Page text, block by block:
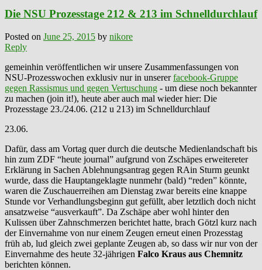
Die NSU Prozesstage 212 & 213 im Schnelldurchlauf
Posted on June 25, 2015 by nikore
Reply
gemeinhin veröffentlichen wir unsere Zusammenfassungen von
NSU-Prozesswochen exklusiv nur in unsererfacebook-Gruppe
gegen Rassismus und gegen Vertuschung - um diese noch bekannter
zu machen (join it!), heute aber auch mal wieder hier: Die
Prozesstage 23./24.06. (212 u 213) im Schnelldurchlauf
23.06.
Dafür, dass am Vortag quer durch die deutsche Medienlandschaft bis
hin zum ZDF “heute journal” aufgrund von Zschäpes erweitereter
Erklärung in Sachen Ablehnungsantrag gegen RAin Sturm geunkt
wurde, dass die Hauptangeklagte nunmehr (bald) “reden” könnte,
waren die Zuschauerreihen am Dienstag zwar bereits eine knappe
Stunde vor Verhandlungsbeginn gut gefüllt, aber letztlich doch nicht
ansatzweise “ausverkauft”. Da Zschäpe aber wohl hinter den
Kulissen über Zahnschmerzen berichtet hatte, brach Götzl kurz nach
der Einvernahme von nur einem Zeugen erneut einen Prozesstag
früh ab, lud gleich zwei geplante Zeugen ab, so dass wir nur von der
Einvernahme des heute 32-jährigen Falco Kraus aus Chemnitz
berichten können.